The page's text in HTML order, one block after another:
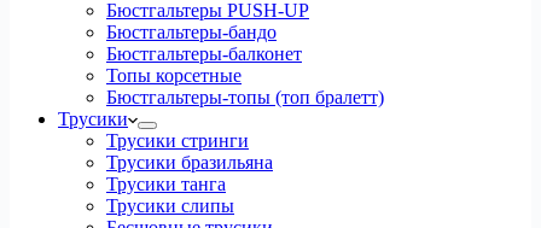
Бюстгальтеры PUSH-UP
Бюстгальтеры-бандо
Бюстгальтеры-балконет
Топы корсетные
Бюстгальтеры-топы (топ бралетт)
Трусики
Трусики стринги
Трусики бразильяна
Трусики танга
Трусики слипы